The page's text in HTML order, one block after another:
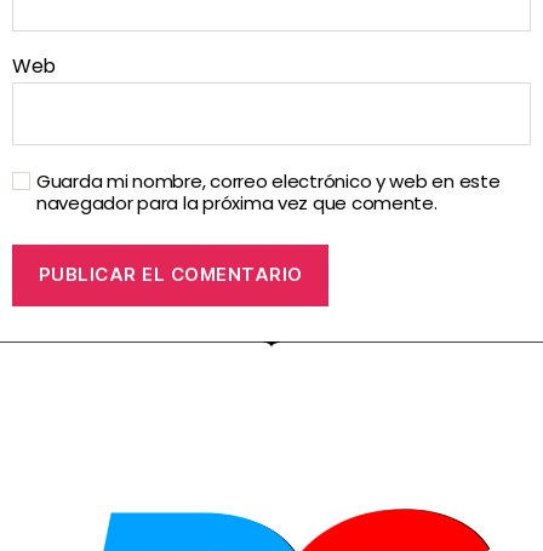
Web
Guarda mi nombre, correo electrónico y web en este
navegador para la próxima vez que comente.